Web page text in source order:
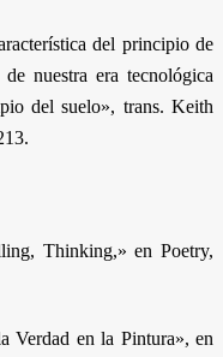
del principio de
nuestra era tecnológica
del suelo», trans. Keith
Thinking,» en Poetry,
Verdad en la Pintura», en